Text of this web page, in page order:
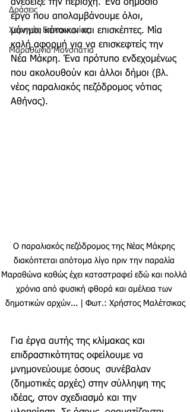
Δράσεις
Χορηγός Επικοινωνίας
Μαραθώνια Μονοπάτια
ανέδειξε την περιοχή. Ένα δημόσιο
έργο που απολαμβάνουμε όλοι,
μόνιμοι κάτοικοι και επισκέπτες. Μία
καλή αφορμή για να επισκεφτείς την
Νέα Μάκρη. Ένα πρότυπο ενδεχομένως
που ακολουθούν και άλλοι δήμοι (βλ.
νέος παραλιακός πεζόδρομος νότιας
Αθήνας).
Ο παραλιακός πεζόδρομος της Νέας Μάκρης
διακόπτεται απότομα λίγο πριν την παραλία
Μαραθώνα καθώς έχει καταστραφεί εδώ και πολλά
χρόνια από φυσική φθορά και αμέλεια των
δημοτικών αρχών... | Φωτ.: Χρήστος Μαλέτσικας
Για έργα αυτής της κλίμακας και
επιδραστικότητας οφείλουμε να
μνημονεύουμε όσους  συνέβαλαν
(δημοτικές αρχές) στην σύλληψη της
ιδέας, στον σχεδιασμό και την